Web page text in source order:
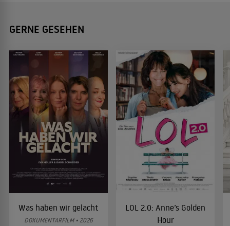
GERNE GESEHEN
Was haben wir gelacht
DOKUMENTARFILM • 2026
LOL 2.0: Anne’s Golden
Hour